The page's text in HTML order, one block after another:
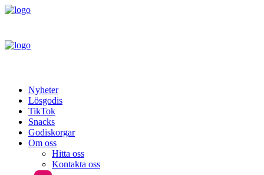
Nyheter
Lösgodis
TikTok
Snacks
Godiskorgar
Om oss
Hitta oss
Kontakta oss